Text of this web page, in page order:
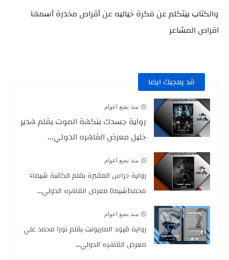
والكتاب بيتكلم عن فكرة خياليه عن أقراص مخدرة أسمها
اقراص المشاعر
قد يعجبك ايضا
منذ بضع اعوام
رواية جسدك بنكهة الموت بقلم هدير
خليل معرض القاهره الدولي...
منذ بضع اعوام
رواية حراس المقبرة بقلم الكاتبة شيماء
محمد(شيما) معرض القاهره الدولي...
منذ بضع اعوام
رواية قيود الماريونت بقلم نورا محمد علي
معرض القاهره الدولي...